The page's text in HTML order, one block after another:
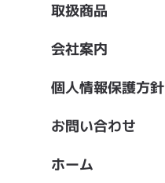
取扱商品
会社案内
個人情報保護方針
お問い合わせ
ホーム